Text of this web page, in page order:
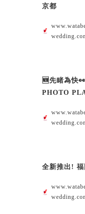
京都
🆕先睹為快
PHOTO
全新推出!